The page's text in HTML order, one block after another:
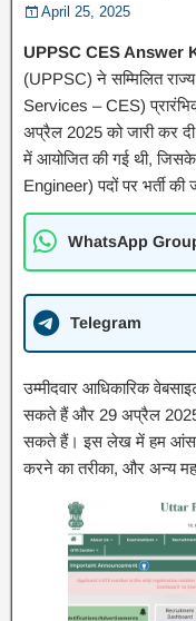
April 25, 2025
UPPSC CES Answer
(UPPSC) ने सम्मिलित
Services – CES)
अप्रैल 2025 को जारी कर
में आयोजित की गई थी,
Engineer) पदों पर भर्ती की
WhatsApp
Telegram
उम्मीदवार आधिकारिक
सकते हैं और 29 अप्रैल
सकते हैं। इस लेख में हम आंसर
करने का तरीका, और अन्य